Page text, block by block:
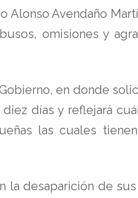
Alonso Avendaño
omisiones y
en donde
días y reflejará
las cuales
desaparición de